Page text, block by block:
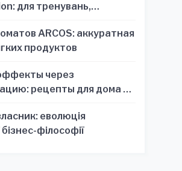
для тренувань,
ARCOS: аккуратная
продуктов
через
рецепты для дома и
еволюція
філософії